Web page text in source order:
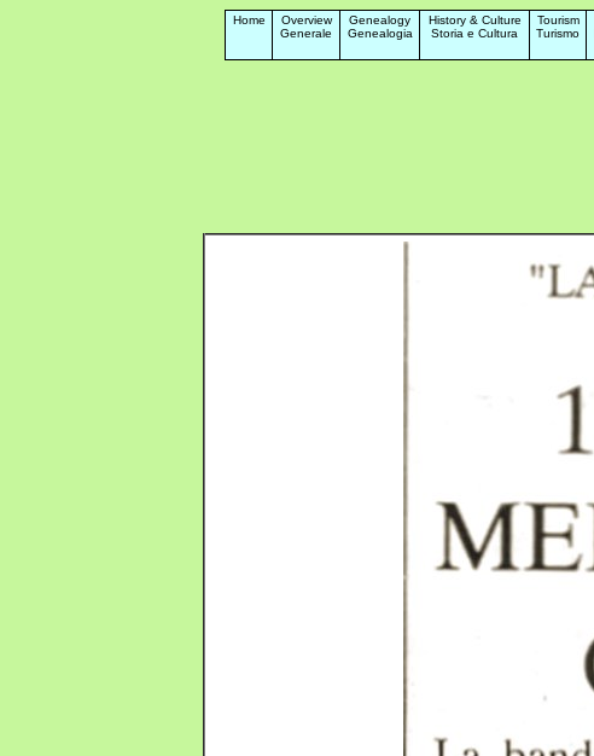
Home
Overview
Generale
Genealogy
Genealogia
History & Culture
Storia e Cultura
Tourism
Turismo